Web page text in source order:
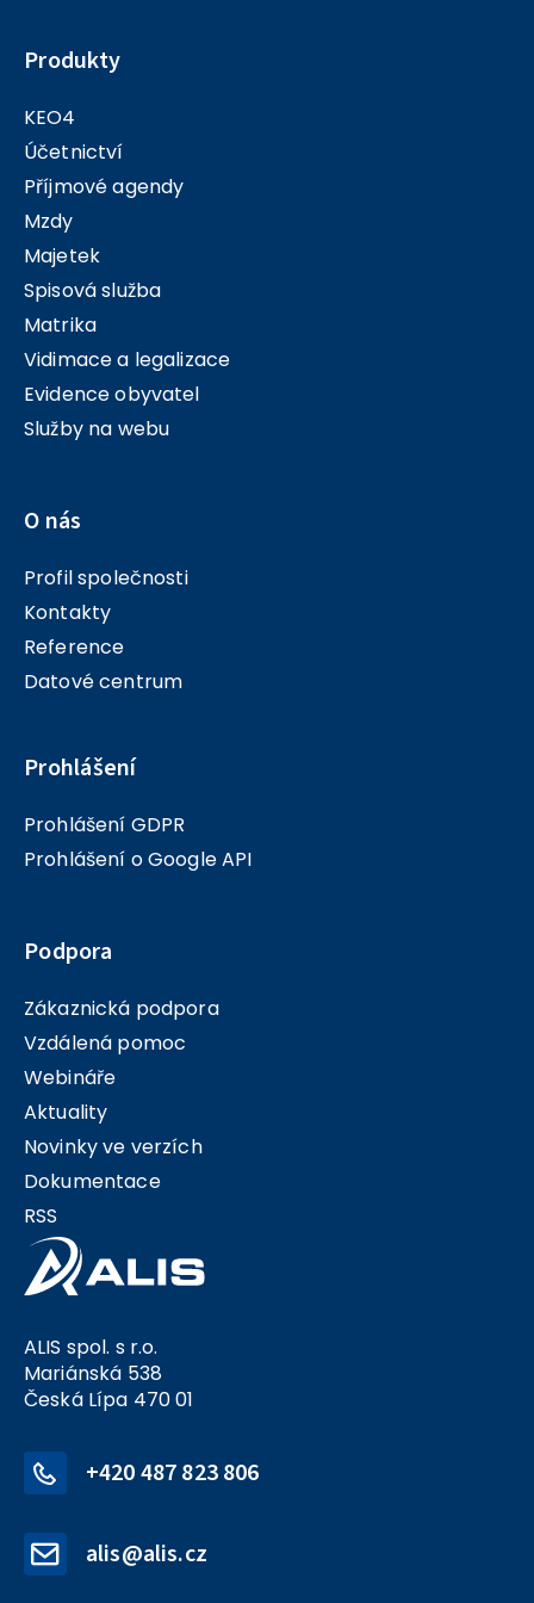
ALIS spol. s r.o.
Mariánská 538
Česká Lípa 470 01
+420 487 823 806
alis@alis.cz
Produkty
KEO4
Účetnictví
Příjmové agendy
Mzdy
Majetek
Spisová služba
Matrika
Vidimace a legalizace
Evidence obyvatel
Služby na webu
O nás
Profil společnosti
Kontakty
Reference
Datové centrum
Prohlášení
Prohlášení GDPR
Prohlášení o Google API
Podpora
Zákaznická podpora
Vzdálená pomoc
Webináře
Aktuality
Novinky ve verzích
Dokumentace
RSS